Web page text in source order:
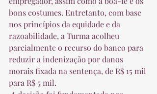
bons costumes. Entretanto, com base
nos princípios da equidade e da
razoabilidade, a Turma acolheu
parcialmente o recurso do banco para
reduzir a indenização por danos
morais fixada na sentença, de R$ 15 mil
para R$ 5 mil.